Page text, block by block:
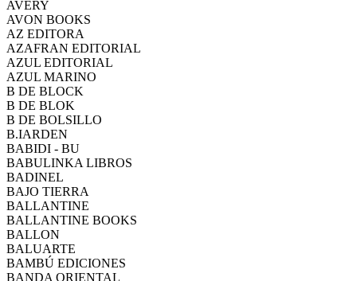
AVERY
AVON BOOKS
AZ EDITORA
AZAFRAN EDITORIAL
AZUL EDITORIAL
AZUL MARINO
B DE BLOCK
B DE BLOK
B DE BOLSILLO
B.IARDEN
BABIDI - BU
BABULINKA LIBROS
BADINEL
BAJO TIERRA
BALLANTINE
BALLANTINE BOOKS
BALLON
BALUARTE
BAMBÚ EDICIONES
BANDA ORIENTAL